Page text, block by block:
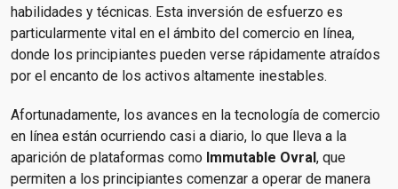
habilidades y técnicas. Esta inversión de esfuerzo es
particularmente vital en el ámbito del comercio en línea,
donde los principiantes pueden verse rápidamente atraídos
por el encanto de los activos altamente inestables.
Afortunadamente, los avances en la tecnología de comercio
en línea están ocurriendo casi a diario, lo que lleva a la
aparición de plataformas como Immutable Ovral, que
permiten a los principiantes comenzar a operar de manera